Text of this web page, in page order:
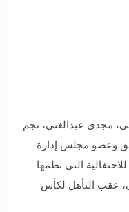
مجدي عبدالغني، نجم
وعضو مجلس إدارة
التي نظمها
عقب التأهل لكأس